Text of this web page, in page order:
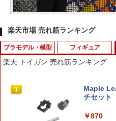
楽天市場 売れ筋ランキング
プラモデル・模型
1
【8月中
ダムエア
世紀ガン
フィギュア
1
デスクト
ール 06
月予約》
楽天 トイガン 売れ筋ランキング
1
Maple
チセット
￥870